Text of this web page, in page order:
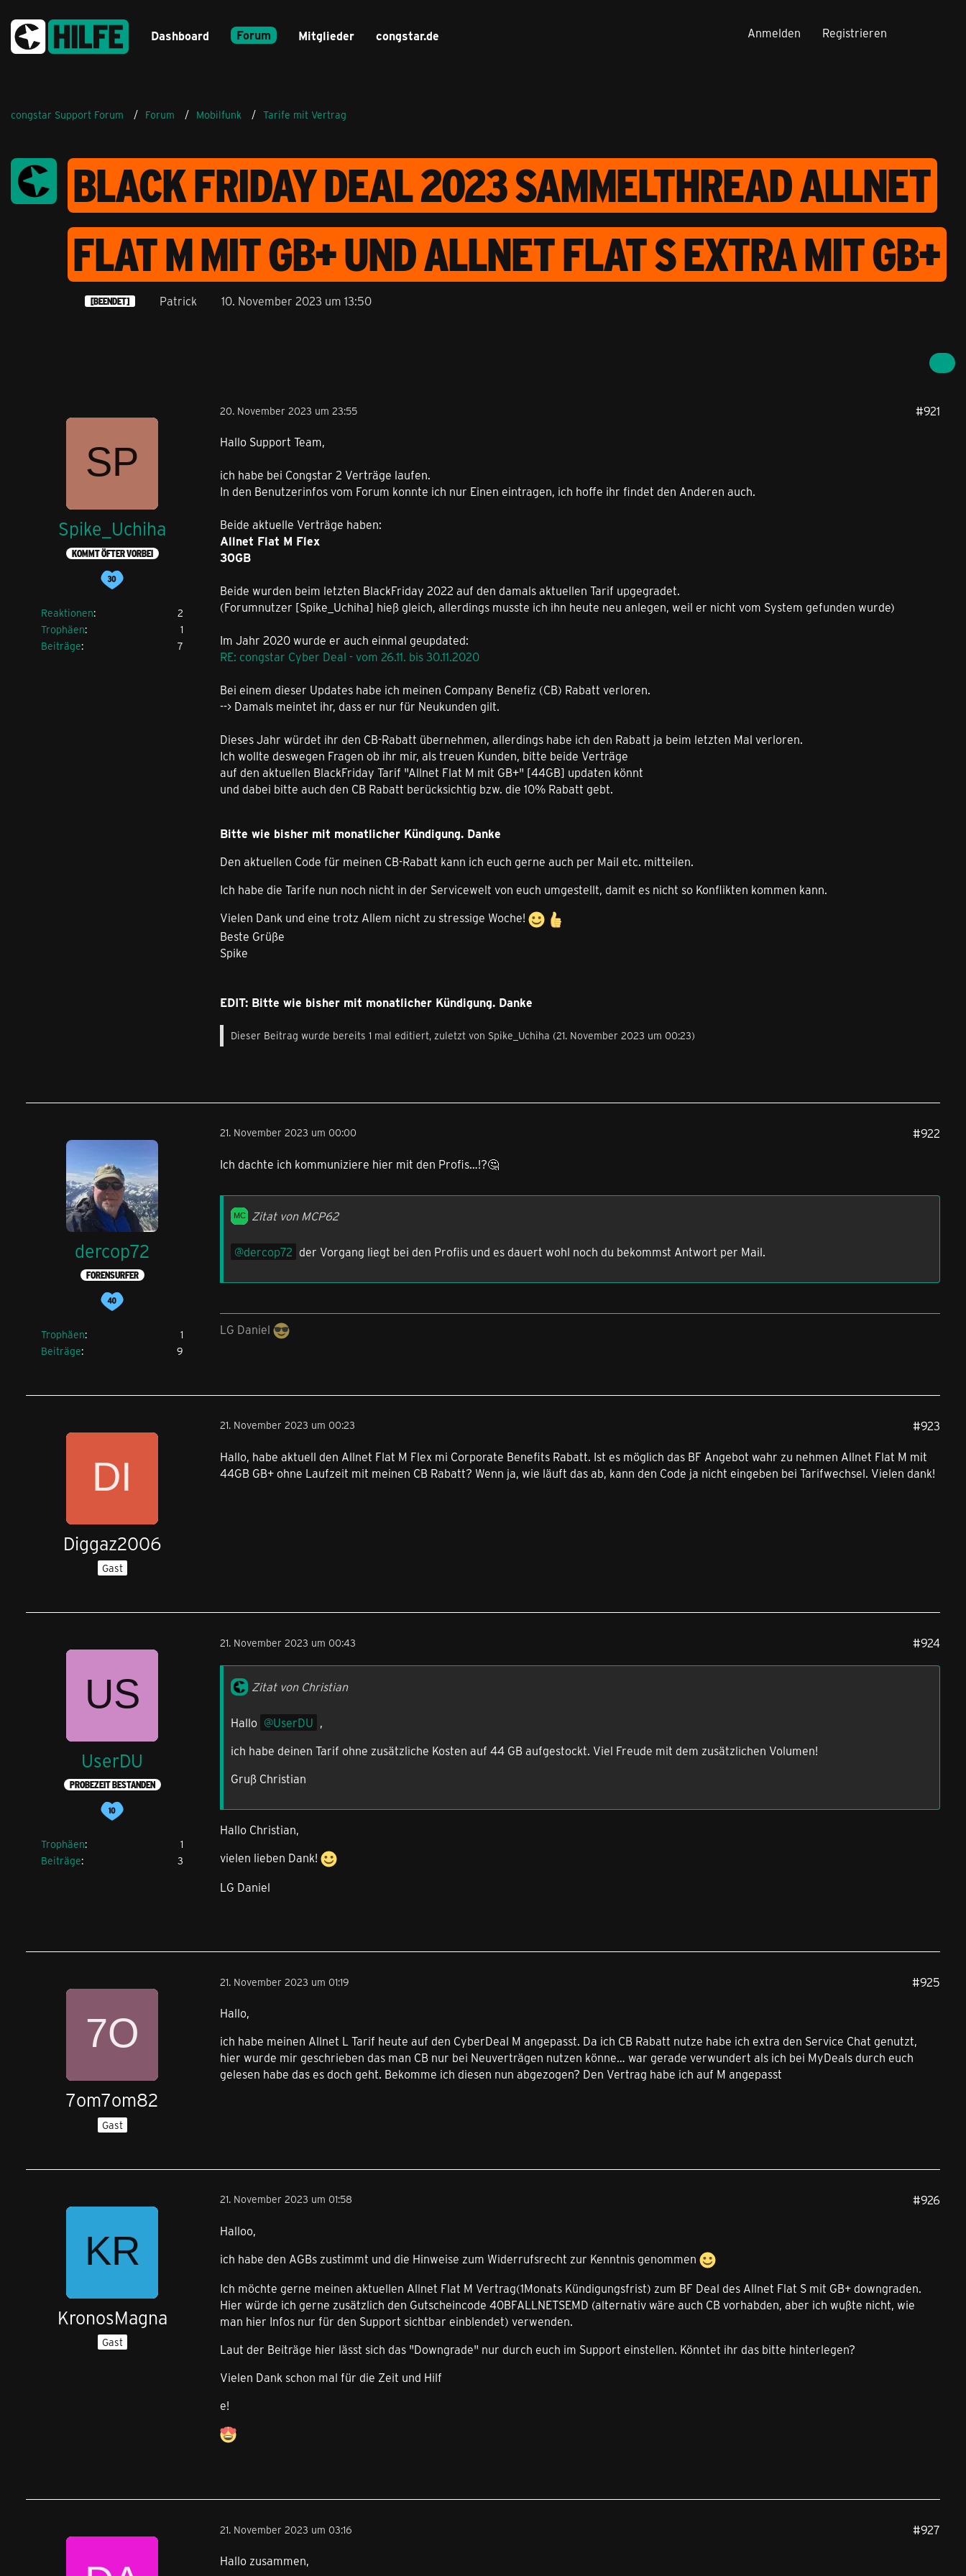
Dashboard Forum Mitglieder congstar.de Anmelden Registrieren
congstar Support Forum Forum Mobilfunk Tarife mit Vertrag
BLACK FRIDAY DEAL 2023 SAMMELTHREAD ALLNET
FLAT M MIT GB+ UND ALLNET FLAT S EXTRA MIT GB+
[BEENDET] Patrick 10. November 2023 um 13:50
Spike_Uchiha
KOMMT ÖFTER VORBEI
Reaktionen
2
Trophäen
1
Beiträge
7
20. November 2023 um 23:55 #921
Hallo Support Team,
ich habe bei Congstar 2 Verträge laufen.
In den Benutzerinfos vom Forum konnte ich nur Einen eintragen, ich hoffe ihr findet den Anderen auch.
Beide aktuelle Verträge haben:
Allnet Flat M Flex
30GB
Beide wurden beim letzten BlackFriday 2022 auf den damals aktuellen Tarif upgegradet.
(Forumnutzer [Spike_Uchiha] hieß gleich, allerdings musste ich ihn heute neu anlegen, weil er nicht vom System gefunden wurde)
Im Jahr 2020 wurde er auch einmal geupdated:
RE: congstar Cyber Deal - vom 26.11. bis 30.11.2020
Bei einem dieser Updates habe ich meinen Company Benefiz (CB) Rabatt verloren.
--> Damals meintet ihr, dass er nur für Neukunden gilt.
Dieses Jahr würdet ihr den CB-Rabatt übernehmen, allerdings habe ich den Rabatt ja beim letzten Mal verloren.
Ich wollte deswegen Fragen ob ihr mir, als treuen Kunden, bitte beide Verträge
auf den aktuellen BlackFriday Tarif "Allnet Flat M mit GB+" [44GB] updaten könnt
und dabei bitte auch den CB Rabatt berücksichtig bzw. die 10% Rabatt gebt.
Bitte wie bisher mit monatlicher Kündigung. Danke
Den aktuellen Code für meinen CB-Rabatt kann ich euch gerne auch per Mail etc. mitteilen.
Ich habe die Tarife nun noch nicht in der Servicewelt von euch umgestellt, damit es nicht so Konflikten kommen kann.
Vielen Dank und eine trotz Allem nicht zu stressige Woche!
Beste Grüße
Spike
EDIT: Bitte wie bisher mit monatlicher Kündigung. Danke
Dieser Beitrag wurde bereits 1 mal editiert, zuletzt von Spike_Uchiha (21. November 2023 um 00:23)
dercop72
FORENSURFER
Trophäen
1
Beiträge
9
21. November 2023 um 00:00 #922
Ich dachte ich kommuniziere hier mit den Profis…!?🤔
Zitat von MCP62
dercop72 der Vorgang liegt bei den Profiis und es dauert wohl noch du bekommst Antwort per Mail.
LG Daniel
Diggaz2006
Gast
21. November 2023 um 00:23 #923
Hallo, habe aktuell den Allnet Flat M Flex mi Corporate Benefits Rabatt. Ist es möglich das BF Angebot wahr zu nehmen Allnet Flat M mit
44GB GB+ ohne Laufzeit mit meinen CB Rabatt? Wenn ja, wie läuft das ab, kann den Code ja nicht eingeben bei Tarifwechsel. Vielen dank!
UserDU
PROBEZEIT BESTANDEN
Trophäen
1
Beiträge
3
21. November 2023 um 00:43 #924
Zitat von Christian
Hallo UserDU ,
ich habe deinen Tarif ohne zusätzliche Kosten auf 44 GB aufgestockt. Viel Freude mit dem zusätzlichen Volumen!
Gruß Christian
Hallo Christian,
vielen lieben Dank!
LG Daniel
7om7om82
Gast
21. November 2023 um 01:19 #925
Hallo,
ich habe meinen Allnet L Tarif heute auf den CyberDeal M angepasst. Da ich CB Rabatt nutze habe ich extra den Service Chat genutzt,
hier wurde mir geschrieben das man CB nur bei Neuverträgen nutzen könne… war gerade verwundert als ich bei MyDeals durch euch
gelesen habe das es doch geht. Bekomme ich diesen nun abgezogen? Den Vertrag habe ich auf M angepasst
KronosMagna
Gast
21. November 2023 um 01:58 #926
Halloo,
ich habe den AGBs zustimmt und die Hinweise zum Widerrufsrecht zur Kenntnis genommen
Ich möchte gerne meinen aktuellen Allnet Flat M Vertrag(1Monats Kündigungsfrist) zum BF Deal des Allnet Flat S mit GB+ downgraden.
Hier würde ich gerne zusätzlich den Gutscheincode 40BFALLNETSEMD (alternativ wäre auch CB vorhabden, aber ich wußte nicht, wie
man hier Infos nur für den Support sichtbar einblendet) verwenden.
Laut der Beiträge hier lässt sich das "Downgrade" nur durch euch im Support einstellen. Könntet ihr das bitte hinterlegen?
Vielen Dank schon mal für die Zeit und Hilf
e!
21. November 2023 um 03:16 #927
Hallo zusammen,